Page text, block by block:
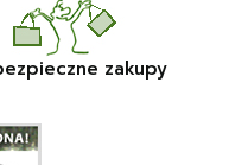
zakupy